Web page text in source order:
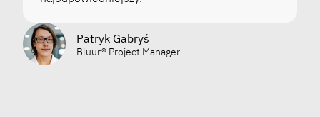
Patryk Gabryś
Bluur® Project Manager